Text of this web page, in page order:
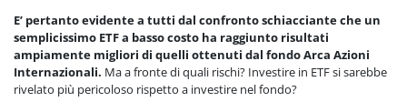
E’ pertanto evidente a tutti dal confronto schiacciante che un
semplicissimo ETF a basso costo ha raggiunto risultati
ampiamente migliori di quelli ottenuti dal fondo Arca Azioni
Internazionali. Ma a fronte di quali rischi? Investire in ETF si sarebbe
rivelato più pericoloso rispetto a investire nel fondo?